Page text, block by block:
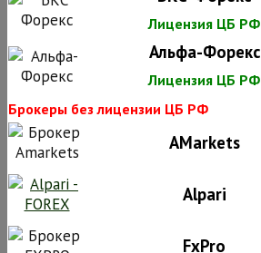
Лицензия ЦБ РФ
Альфа-Форекс
Лицензия ЦБ РФ
Брокеры без лицензии ЦБ РФ
AMarkets
Alpari
FxPro